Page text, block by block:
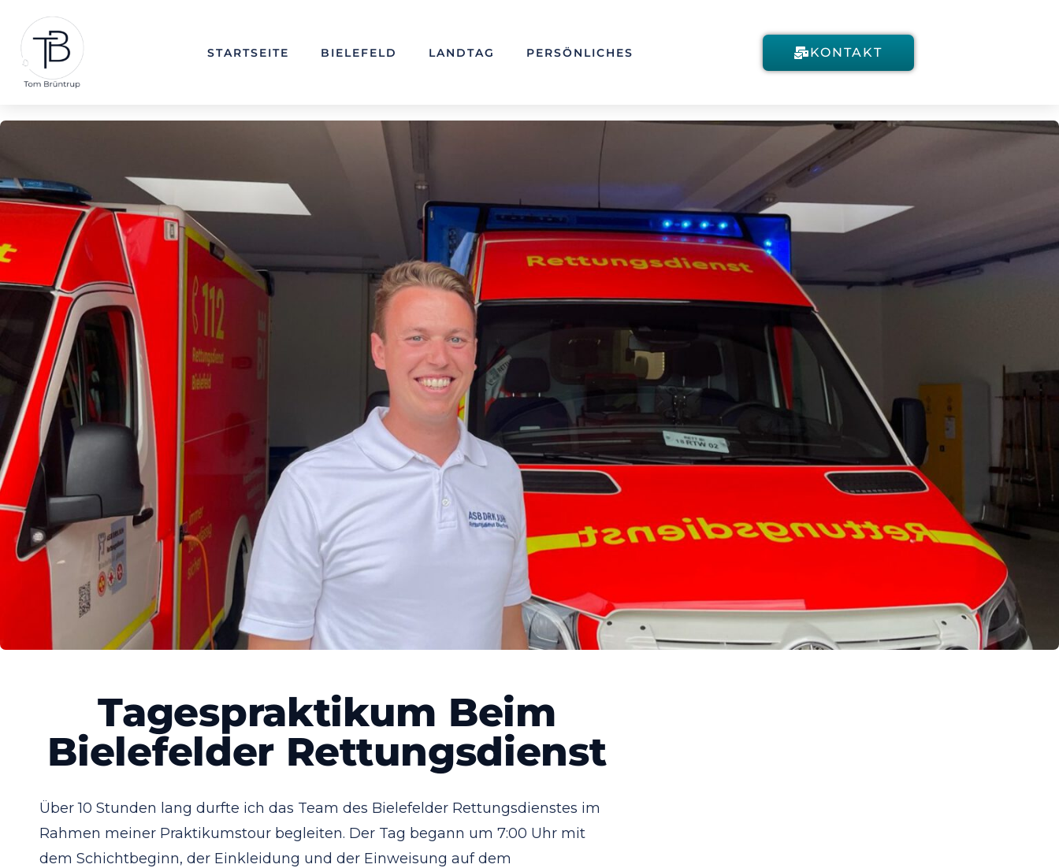
STARTSEITE BIELEFELD LANDTAG PERSÖNLICHES KONTAKT
Tagespraktikum Beim
Bielefelder Rettungsdienst
Über 10 Stunden lang durfte ich das Team des Bielefelder Rettungsdienstes im
Rahmen meiner Praktikumstour begleiten. Der Tag begann um 7:00 Uhr mit
dem Schichtbeginn, der Einkleidung und der Einweisung auf dem